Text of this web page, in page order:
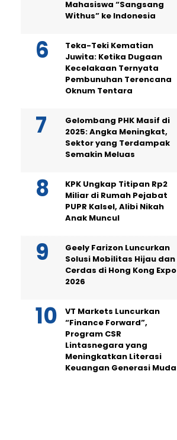
Mahasiswa “Sangsang
Withus” ke Indonesia
Teka-Teki Kematian
Juwita: Ketika Dugaan
Kecelakaan Ternyata
Pembunuhan Terencana
Oknum Tentara
Gelombang PHK Masif di
2025: Angka Meningkat,
Sektor yang Terdampak
Semakin Meluas
KPK Ungkap Titipan Rp2
Miliar di Rumah Pejabat
PUPR Kalsel, Alibi Nikah
Anak Muncul
Geely Farizon Luncurkan
Solusi Mobilitas Hijau dan
Cerdas di Hong Kong Expo
2026
VT Markets Luncurkan
“Finance Forward”,
Program CSR
Lintasnegara yang
Meningkatkan Literasi
Keuangan Generasi Muda